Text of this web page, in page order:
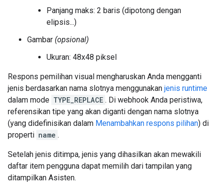
Panjang maks: 2 baris (dipotong dengan
elipsis...)
Gambar (opsional)
Ukuran: 48x48 piksel
Respons pemilihan visual mengharuskan Anda mengganti
jenis berdasarkan nama slotnya menggunakan jenis runtime
dalam mode TYPE_REPLACE . Di webhook Anda peristiwa,
referensikan tipe yang akan diganti dengan nama slotnya
(yang didefinisikan dalam Menambahkan respons pilihan) di
properti name .
Setelah jenis ditimpa, jenis yang dihasilkan akan mewakili
daftar item pengguna dapat memilih dari tampilan yang
ditampilkan Asisten.